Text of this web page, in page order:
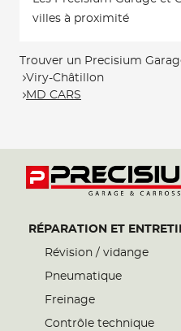
villes à proximité
Trouver un Precisium
Viry-Châtillon
MD CARS
RÉPARATION ET
Révision / vidange
Pneumatique
Freinage
Contrôle technique